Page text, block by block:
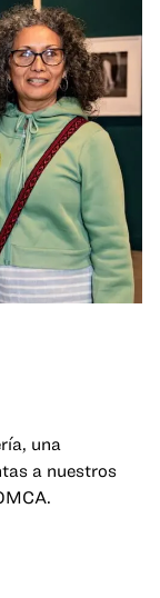
una
a nuestros